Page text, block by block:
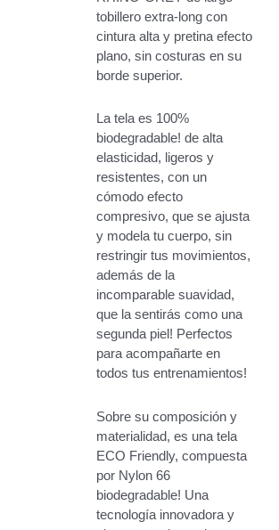
tobillero extra-long con
cintura alta y pretina efecto
plano, sin costuras en su
borde superior.
La tela es 100%
biodegradable! de alta
elasticidad, ligeros y
resistentes, con un
cómodo efecto
compresivo, que se ajusta
y modela tu cuerpo, sin
restringir tus movimientos,
además de la
incomparable suavidad,
que la sentirás como una
segunda piel! Perfectos
para acompañarte en
todos tus entrenamientos!
Sobre su composición y
materialidad, es una tela
ECO Friendly, compuesta
por Nylon 66
biodegradable! Una
tecnología innovadora y